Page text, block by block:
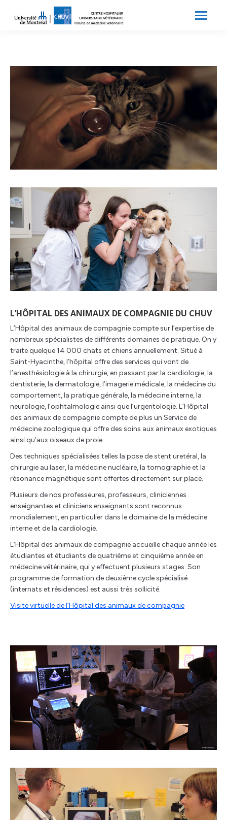
L’HÔPITAL DES ANIMAUX DE COMPAGNIE DU CHUV
L’Hôpital des animaux de compagnie compte sur l’expertise de
nombreux spécialistes de différents domaines de pratique. On y
traite quelque 14 000 chats et chiens annuellement. Situé à
Saint-Hyacinthe, l’hôpital offre des services qui vont de
l’anesthésiologie à la chirurgie, en passant par la cardiologie, la
dentisterie, la dermatologie, l’imagerie médicale, la médecine du
comportement, la pratique générale, la médecine interne, la
neurologie, l’ophtalmologie ainsi que l’urgentologie. L’Hôpital
des animaux de compagnie compte de plus un Service de
médecine zoologique qui offre des soins aux animaux exotiques
ainsi qu’aux oiseaux de proie.
Des techniques spécialisées telles la pose de stent uretéral, la
chirurgie au laser, la médecine nucléaire, la tomographie et la
résonance magnétique sont offertes directement sur place.
Plusieurs de nos professeures, professeurs, cliniciennes
enseignantes et cliniciens enseignants sont reconnus
mondialement, en particulier dans le domaine de la médecine
interne et de la cardiologie.
L’Hôpital des animaux de compagnie accueille chaque année les
étudiantes et étudiants de quatrième et cinquième année en
médecine vétérinaire, qui y effectuent plusieurs stages. Son
programme de formation de deuxième cycle spécialisé
(internats et résidences) est aussi très sollicité.
Visite virtuelle de l’Hôpital des animaux de compagnie